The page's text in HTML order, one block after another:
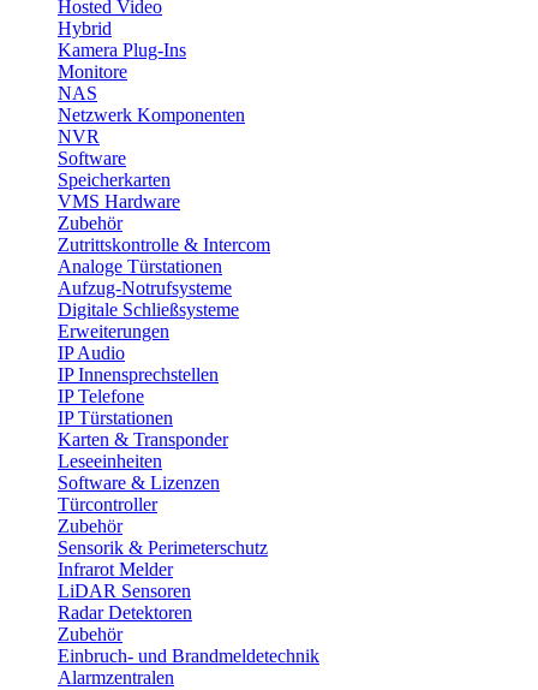
Hosted Video
Hybrid
Kamera Plug-Ins
Monitore
NAS
Netzwerk Komponenten
NVR
Software
Speicherkarten
VMS Hardware
Zubehör
Zutrittskontrolle & Intercom
Analoge Türstationen
Aufzug-Notrufsysteme
Digitale Schließsysteme
Erweiterungen
IP Audio
IP Innensprechstellen
IP Telefone
IP Türstationen
Karten & Transponder
Leseeinheiten
Software & Lizenzen
Türcontroller
Zubehör
Sensorik & Perimeterschutz
Infrarot Melder
LiDAR Sensoren
Radar Detektoren
Zubehör
Einbruch- und Brandmeldetechnik
Alarmzentralen